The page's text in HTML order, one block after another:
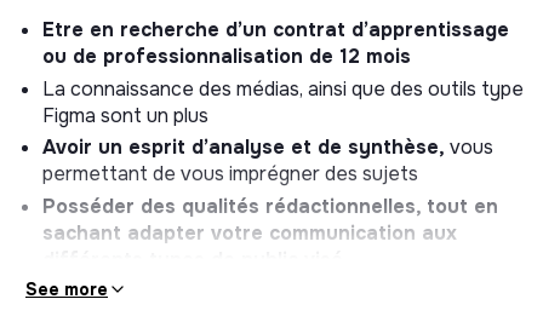
Analyse et recommandations
o Suivre les indicateurs de performance (KPI) et
évaluer les impacts afin de proposer des optimisations
nombre d’abonnés, taux d’engagements de nos
publications, format/jour qui fonctionnent le mieux pour
publier…)
o Veille et benchmark afin d’identifier les tendances en
termes de communication et sur les sujets clés de
Etre en recherche d’un contrat d’apprentissage
ou de professionnalisation de 12 mois
La connaissance des médias, ainsi que des outils type
Figma sont un plus
Avoir un esprit d’analyse et de synthèse, vous
permettant de vous imprégner des sujets
Posséder des qualités rédactionnelles, tout en
sachant adapter votre communication aux
Etre autonome, organisé et savoir être force de
See more